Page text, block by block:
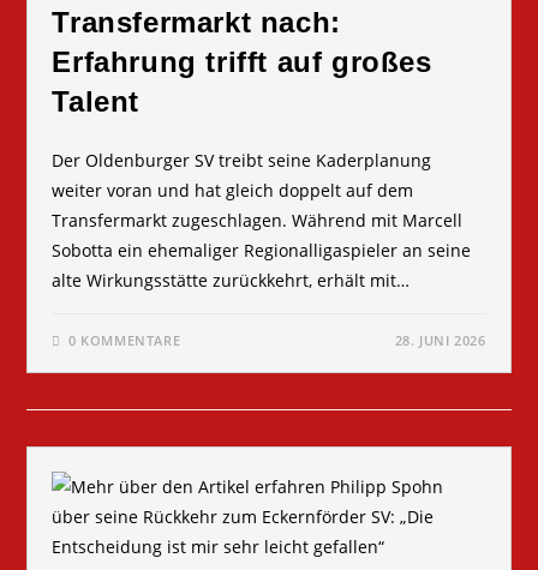
Transfermarkt nach:
Erfahrung trifft auf großes
Talent
Der Oldenburger SV treibt seine Kaderplanung
weiter voran und hat gleich doppelt auf dem
Transfermarkt zugeschlagen. Während mit Marcell
Sobotta ein ehemaliger Regionalligaspieler an seine
alte Wirkungsstätte zurückkehrt, erhält mit…
0 KOMMENTARE 28. JUNI 2026